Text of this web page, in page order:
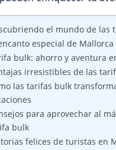
el mundo de las
especial de
bulk: ahorro y aventura
irresistibles de las
las tarifas bulk
para aprovechar al
bulk
felices de turistas en